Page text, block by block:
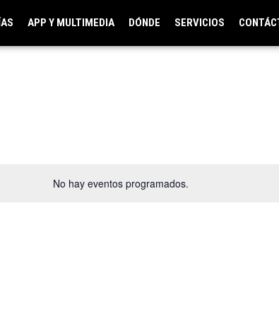
APP Y MULTIMEDIA DÓNDE SERVICIOS
No hay eventos programados.